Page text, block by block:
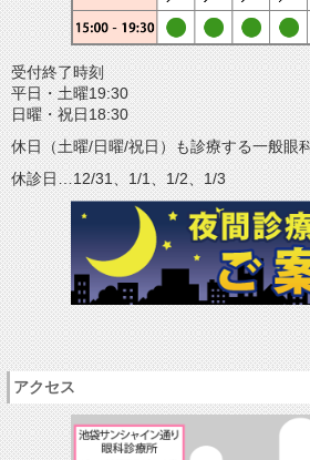
受付終了時刻
平日・土曜19:30
日曜・祝日18:30
休日（土曜/日曜/祝日）も診療する一般眼
休診日…12/31、1/1、1/2、1/3
アクセス